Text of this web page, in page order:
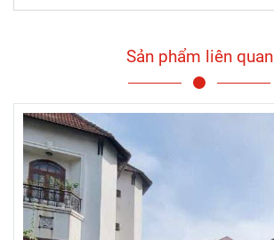
Sản phẩm liên quan